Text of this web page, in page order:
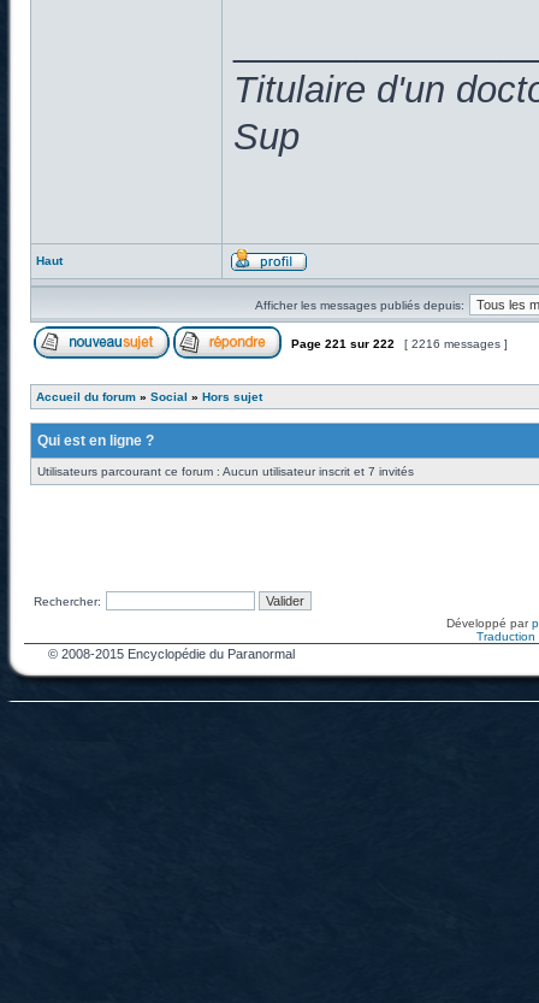
Titulaire d'un
Sup
Haut
Afficher les messages publiés depuis:
Page 221 sur 222 [ 2216 messages ]
Accueil du forum » Social » Hors sujet
Qui est en ligne ?
Utilisateurs parcourant ce forum : Aucun utilisateur inscrit et 7 invités
Rechercher:
Développé par
Traduction
© 2008-2015 Encyclopédie du Paranormal